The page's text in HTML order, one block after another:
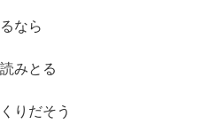
なら
みとる
りだそう